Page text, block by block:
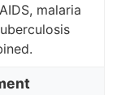
malaria